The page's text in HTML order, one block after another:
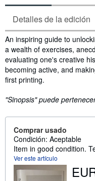
Detalles de la edición
Sinopsis
An inspiring guide to
a wealth of exercises,
evaluating one's creative
becoming active, and
first printing.
"Sinopsis" puede
Comprar usado
Condición: Aceptable
Item in good condition.
Ver este artículo